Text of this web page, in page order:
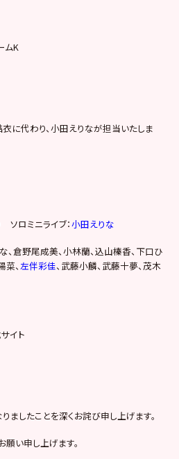
ムK
衣に代わり、小田えりなが担当いたしま
ソロミニライブ：小田えりな
、倉野尾成美、小林蘭、込山榛香、下口ひ
、 左伴彩佳、武藤小麟、武藤十夢、茂木
イト
ましたことを深くお詫び申し上げます。
願い申し上げます。